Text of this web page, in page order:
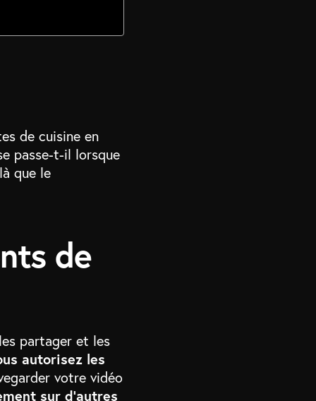
de cuisine en
passe-t-il lorsque
que le
de
partager et les
autorisez les
votre vidéo
sur d’autres